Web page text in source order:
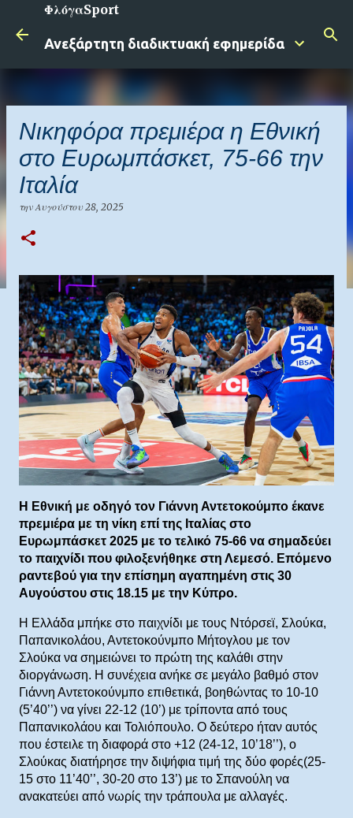
Μετάβαση στο κύριο περιεχόμενο
ΦλόγαSport
Ανεξάρτητη διαδικτυακή εφημερίδα
Νικηφόρα πρεμιέρα η Εθνική
στο Ευρωμπάσκετ, 75-66 την
Ιταλία
τηνΑυγούστου 28, 2025
Η Εθνική με οδηγό τον Γιάννη Αντετοκούμπο έκανε
πρεμιέρα με τη νίκη επί της Ιταλίας στο
Ευρωμπάσκετ 2025 με το τελικό 75-66 να σημαδεύει
το παιχνίδι που φιλοξενήθηκε στη Λεμεσό. Επόμενο
ραντεβού για την επίσημη αγαπημένη στις 30
Αυγούστου στις 18.15 με την Κύπρο.
Η Ελλάδα μπήκε στο παιχνίδι με τους Ντόρσεϊ, Σλούκα,
Παπανικολάου, Αντετοκούνμπο Μήτογλου με τον
Σλούκα να σημειώνει το πρώτη της καλάθι στην
διοργάνωση. Η συνέχεια ανήκε σε μεγάλο βαθμό στον
Γιάννη Αντετοκούνμπο επιθετικά, βοηθώντας το 10-10
(5’40’’) να γίνει 22-12 (10’) με τρίποντα από τους
Παπανικολάου και Τολιόπουλο. Ο δεύτερο ήταν αυτός
που έστειλε τη διαφορά στο +12 (24-12, 10’18’’), ο
Σλούκας διατήρησε την διψήφια τιμή της δύο φορές(25-
15 στο 11’40’’, 30-20 στο 13’) με το Σπανούλη να
ανακατεύει από νωρίς την τράπουλα με αλλαγές.